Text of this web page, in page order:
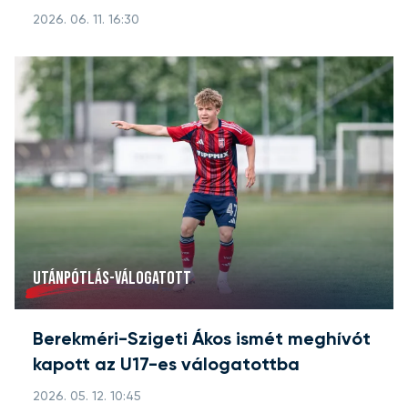
2026. 06. 11. 16:30
UTÁNPÓTLÁS-VÁLOGATOTT
Berekméri-Szigeti Ákos ismét meghívót
kapott az U17-es válogatottba
2026. 05. 12. 10:45